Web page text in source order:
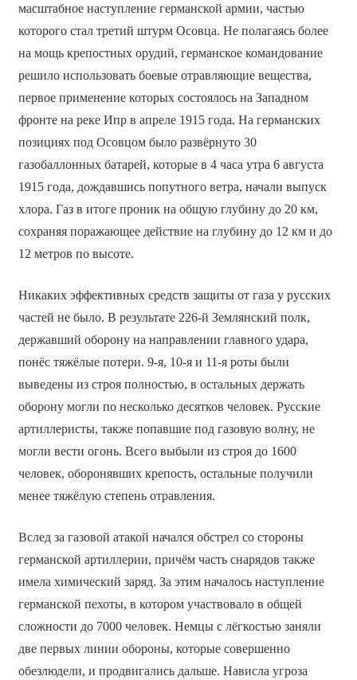
масштабное наступление германской армии, частью
которого стал третий штурм Осовца. Не полагаясь более
на мощь крепостных орудий, германское командование
решило использовать боевые отравляющие вещества,
первое применение которых состоялось на Западном
фронте на реке Ипр в апреле 1915 года. На германских
позициях под Осовцом было развёрнуто 30
газобаллонных батарей, которые в 4 часа утра 6 августа
1915 года, дождавшись попутного ветра, начали выпуск
хлора. Газ в итоге проник на общую глубину до 20 км,
сохраняя поражающее действие на глубину до 12 км и до
12 метров по высоте.
Никаких эффективных средств защиты от газа у русских
частей не было. В результате 226-й Землянский полк,
державший оборону на направлении главного удара,
понёс тяжёлые потери. 9-я, 10-я и 11-я роты были
выведены из строя полностью, в остальных держать
оборону могли по несколько десятков человек. Русские
артиллеристы, также попавшие под газовую волну, не
могли вести огонь. Всего выбыли из строя до 1600
человек, оборонявших крепость, остальные получили
менее тяжёлую степень отравления.
Вслед за газовой атакой начался обстрел со стороны
германской артиллерии, причём часть снарядов также
имела химический заряд. За этим началось наступление
германской пехоты, в котором участвовало в общей
сложности до 7000 человек. Немцы с лёгкостью заняли
две первых линии обороны, которые совершенно
обезлюдели, и продвигались дальше. Нависла угроза